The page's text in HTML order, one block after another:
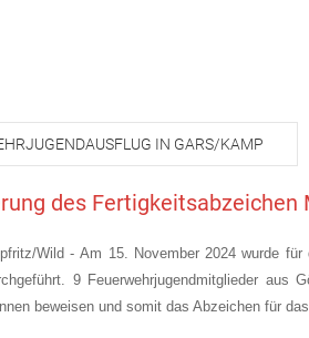
IN GARS/KAMP
des Fertigkeitsabzeichen
Wild - Am 15. November 2024 wurde für
9 Feuerwehrjugendmitglieder aus
beweisen und somit das Abzeichen für